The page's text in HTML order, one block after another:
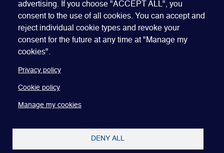
advertising. If you choose "ACCEPT ALL", you
consent to the use of all cookies. You can accept and
reject individual cookie types and revoke your
consent for the future at any time at "Manage my
cookies".
Privacy policy
Cookie policy
Manage my cookies
DENY ALL
Quick Links
ABOUT US BECOME A SPONSOR JOIN GEO
PRESS INSIGHTS SPEAKER RESOURCES
Footer
Website terms of use
Manage my cookies